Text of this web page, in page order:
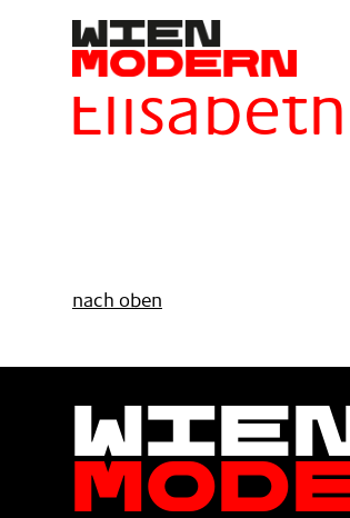
springenFilter
nach oben